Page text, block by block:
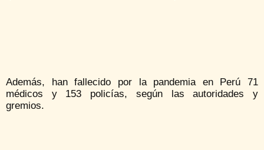
Además, han fallecido por la pandemia en Perú 71
médicos y 153 policías, según las autoridades y
gremios.